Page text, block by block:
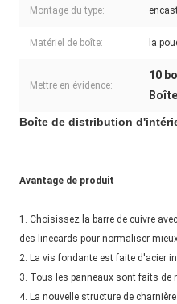
Montage du type:
Matériel de boîte: la
Mettre en évidence:
10
Boîte de distribution
Avantage de produit
1. Choisissez la barre de cuivre
des linecards pour normaliser
2. La vis fondante est faite d'acier
3. Tous les panneaux sont faits de
4. La nouvelle structure de